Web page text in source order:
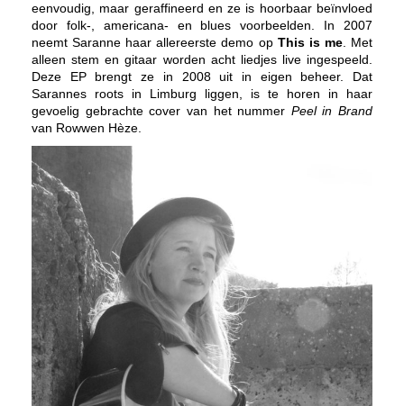
eenvoudig, maar geraffineerd en ze is hoorbaar beïnvloed
door folk-, americana- en blues voorbeelden. In 2007
neemt Saranne haar allereerste demo op This is me. Met
alleen stem en gitaar worden acht liedjes live ingespeeld.
Deze EP brengt ze in 2008 uit in eigen beheer. Dat
Sarannes roots in Limburg liggen, is te horen in haar
gevoelig gebrachte cover van het nummer Peel in Brand
van Rowwen Hèze.